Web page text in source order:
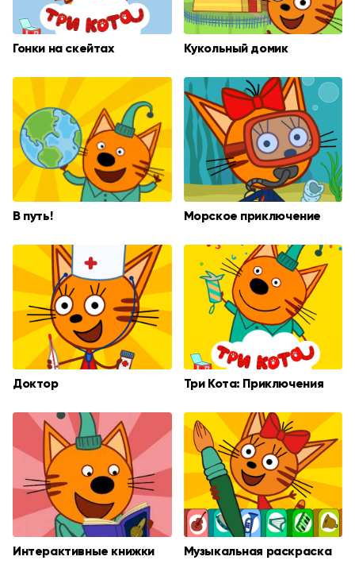
Гонки на скейтах Кукольный домик
В путь! Морское приключение
Доктор Три Кота: Приключения
Интерактивные книжки Музыкальная раскраска